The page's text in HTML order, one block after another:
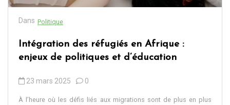
Dans Politique
Intégration des réfugiés en Afrique :
enjeux de politiques et d’éducation
23 mars 2025 0
À l’heure où les défis liés aux migrations sont de plus en plus